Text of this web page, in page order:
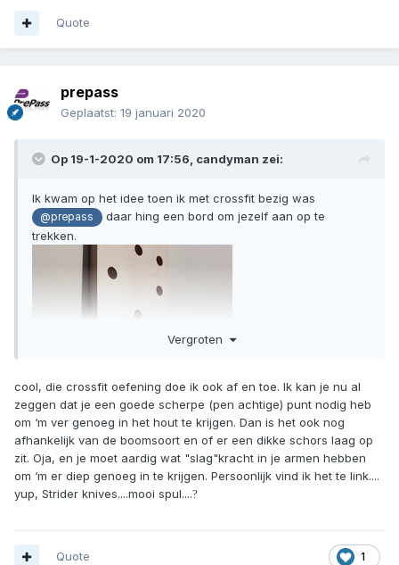
Quote
prepass
Geplaatst: 19 januari 2020
Op 19-1-2020 om 17:56, candyman zei:
Ik kwam op het idee toen ik met crossfit bezig was
@prepass
daar hing een bord om jezelf aan op te
trekken.
En aangezien in regelmatig te horen krijg dat ik de boom in
Vergroten
cool, die crossfit oefening doe ik ook af en toe. Ik kan je nu al
zeggen dat je een goede scherpe (pen achtige) punt nodig heb
om ‘m ver genoeg in het hout te krijgen. Dan is het ook nog
afhankelijk van de boomsoort en of er een dikke schors laag op
zit. Oja, en je moet aardig wat "slag"kracht in je armen hebben
om ‘m er diep genoeg in te krijgen. Persoonlijk vind ik het te link....
yup, Strider knives....mooi spul....?
1
Quote